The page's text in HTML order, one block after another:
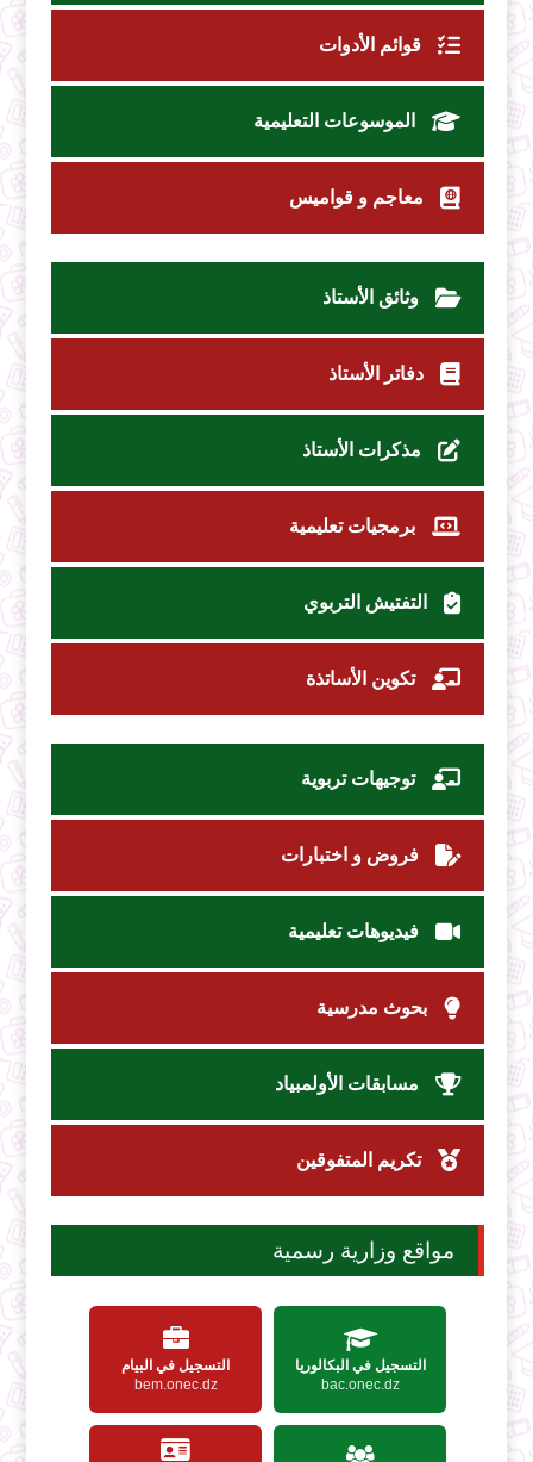
قوائم الأدوات
الموسوعات التعليمية
معاجم و قواميس
وثائق الأستاذ
دفاتر الأستاذ
مذكرات الأستاذ
برمجيات تعليمية
التفتيش التربوي
تكوين الأساتذة
توجيهات تربوية
فروض و اختبارات
فيديوهات تعليمية
بحوث مدرسية
مسابقات الأولمبياد
تكريم المتفوقين
مواقع وزارية رسمية
التسجيل في البكالوريا
bac.onec.dz
التسجيل في البيام
bem.onec.dz